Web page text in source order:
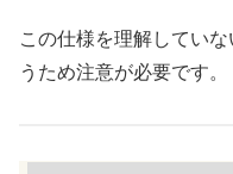
この仕様を理解してい
うため注意が必要です。